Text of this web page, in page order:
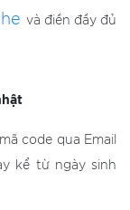
và điền đầy đủ
code qua Email
kể từ ngày sinh